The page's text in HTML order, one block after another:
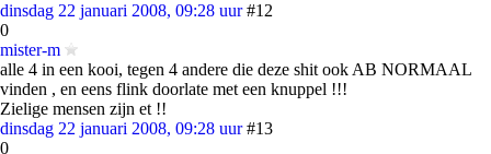
dinsdag 22 januari 2008, 09:28 uur #12
0
mister-m
alle 4 in een kooi, tegen 4 andere die deze shit ook AB NORMAAL
vinden , en eens flink doorlate met een knuppel !!!
Zielige mensen zijn et !!
dinsdag 22 januari 2008, 09:28 uur #13
0